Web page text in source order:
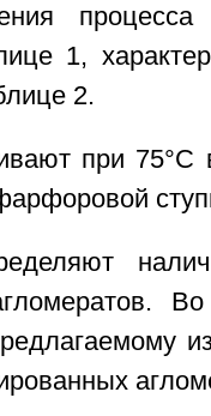
1,
2.
при 75°С